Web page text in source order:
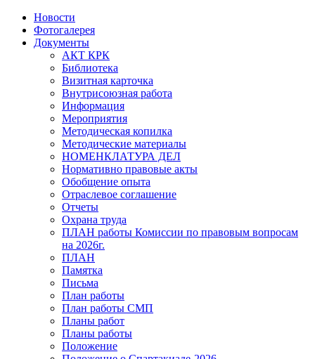
Новости
Фотогалерея
Документы
АКТ КРК
Библиотека
Визитная карточка
Внутрисоюзная работа
Информация
Мероприятия
Методическая копилка
Методические материалы
НОМЕНКЛАТУРА ДЕЛ
Нормативно правовые акты
Обобщение опыта
Отраслевое соглашение
Отчеты
Охрана труда
ПЛАН работы Комиссии по правовым вопросам
на 2026г.
ПЛАН
Памятка
Письма
План работы
План работы СМП
Планы работ
Планы работы
Положение